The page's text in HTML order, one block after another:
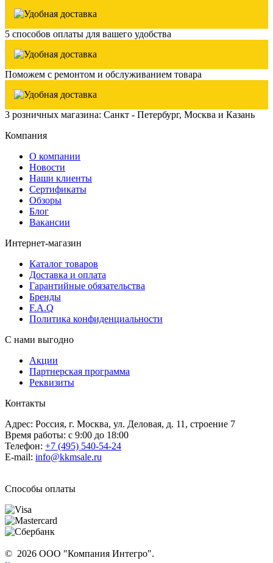
5 способов оплаты для вашего удобства
Поможем с ремонтом и обслуживанием товара
3 розничных магазина: Санкт - Петербург, Москва и Казань
Компания
О компании
Новости
Наши клиенты
Сертификаты
Обзоры
Блог
Вакансии
Интернет-магазин
Каталог товаров
Доставка и оплата
Гарантийные обязательства
Бренды
F.A.Q
Политика конфиденциальности
С нами выгодно
Акции
Партнерская программа
Реквизиты
Контакты
Адрес: Россия, г. Москва, ул. Деловая, д. 11, строение 7
Время работы: с 9:00 до 18:00
Телефон: +7 (495) 540-54-24
E-mail: info@kkmsale.ru
Способы оплаты
© 2026 ООО "Компания Интегро".